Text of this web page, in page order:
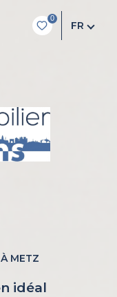
0
FR
METZ
idéal